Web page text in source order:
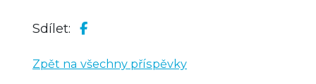
Sdílet:
Zpět na všechny příspěvky